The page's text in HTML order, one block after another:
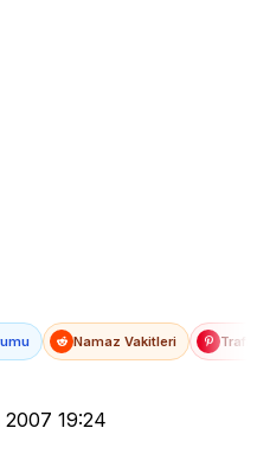
Namaz Vakitleri
2007 19:24